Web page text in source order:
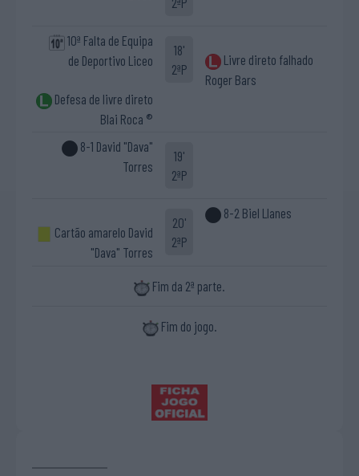
10ª Falta de Equipa
de Deportivo Liceo
Defesa de livre direto
Blai Roca ®
18'
2ªP
Livre direto falhado
Roger Bars
8-1 David "Dava"
Torres
19'
2ªP
Cartão amarelo David
"Dava" Torres
20'
2ªP
8-2 Biel Llanes
Fim da 2ª parte.
Fim do jogo.